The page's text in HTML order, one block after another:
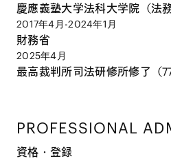
慶應義塾大学法科大学院（法
2017年4月-2024年1月
財務省
2025年4月
最高裁判所司法研修所修了（
PROFESSIONAL
資格・登録